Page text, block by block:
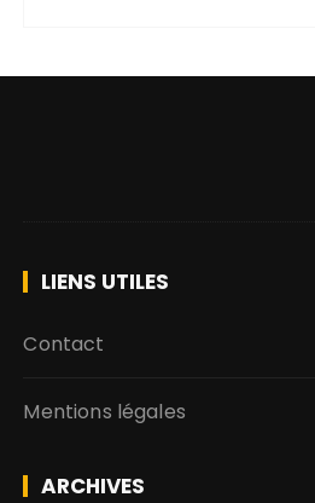
LIENS UTILES
Contact
Mentions légales
ARCHIVES